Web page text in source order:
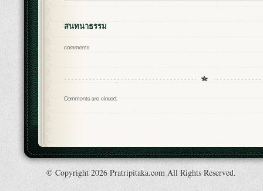
สนทนาธรรม
comments
Comments are closed.
© Copyright 2026 Pratripitaka.com All Rights Reserved.